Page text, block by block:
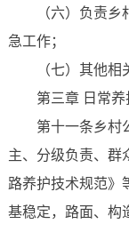
（六）负责
急工作；
（七）其他相
第三章 日常养
第十一条乡村
主、分级负责、群
路养护技术规范》
基稳定，路面、构